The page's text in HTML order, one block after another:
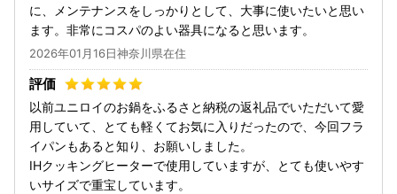
に、メンテナンスをしっかりとして、大事に使いたいと思い
ます。非常にコスパのよい器具になると思います。
2026年01月16日神奈川県在住
以前ユニロイのお鍋をふるさと納税の返礼品でいただいて愛
用していて、とても軽くてお気に入りだったので、今回フラ
イパンもあると知り、お願いしました。
IHクッキングヒーターで使用していますが、とても使いやす
いサイズで重宝しています。